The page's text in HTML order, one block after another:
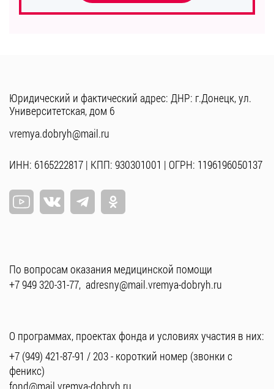
Юридический и фактический адрес: ДНР: г.Донецк, ул.
Университетская, дом 6
vremya.dobryh@mail.ru
ИНН: 6165222817 | КПП: 930301001 | ОГРН: 1196196050137
По вопросам оказания медицинской помощи
+7 949 320-31-77, adresny@mail.vremya-dobryh.ru
О программах, проектах фонда и условиях участия в них:
+7 (949) 421-87-91 / 203- короткий номер (звонки с
феникс)
fond@mail.vremya-dobryh.ru